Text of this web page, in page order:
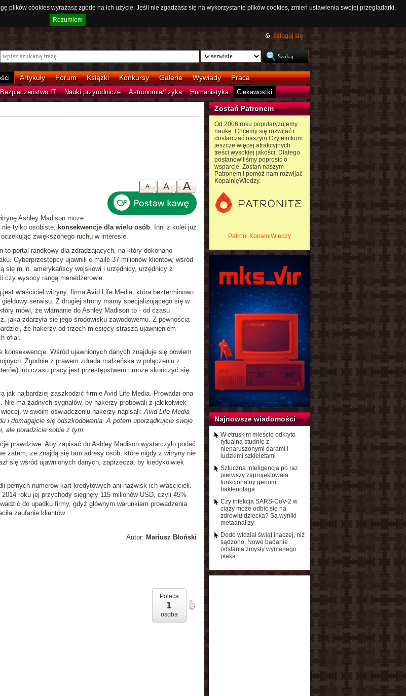
plików cookies wyrażasz zgodę na ich użycie. Jeśli nie zgadzasz się na wykorzystanie plików cookies, zmień ustawienia swojej przeglądarki.
Rozumiem
zaloguj się
Artykuły Forum Książki Konkursy Galerie Wywiady Praca
Bezpieczeństwo IT Nauki przyrodnicze Astronomia/fizyka Humanistyka Ciekawostki
A
A
A
Ashley Madison może
nie tylko osobiste, konsekwencje dla wielu osób. Inni z kolei już
zwiększonego ruchu w interesie.
to portal randkowy dla zdradzających, na który dokonano
Cyberprzestępcy ujawnili e-maile 37 milionów klientów, wśród
się m.in. amerykańscy wojskowi i urzędnicy, urzędnicy z
czy wysocy rangą menedżerowie.
jest właściciel witryny, firma Avid Life Media, która bezterminowo
giełdowy serwisu. Z drugiej strony mamy specjalizującego się w
mówi, że włamanie do Ashley Madison to - od czasu
jaka zdarzyła się jego środowisku zawodowemu. Z pewnością
że hakerzy od trzech miesięcy straszą ujawnieniem
ofiar.
Wśród ujawnionych danych znajduje się bowiem
Zgodnie z prawem zdrada małżeńska w połączeniu z
lub czasu pracy jest przestępstwem i może skończyć się
jak najbardziej zaszkodzić firmie Avid Life Media. Prowadzi ona
ma żadnych sygnałów, by hakerzy próbowali z jakikolwiek
w swoim oświadczeniu hakerzy napisali:Avid Life Media
i domagajcie się odszkodowania. A potem uporządkujcie swoje
ale poradzicie sobie z tym.
prawdziwe. Aby zapisać do Ashley Madison wystarczyło podać
zatem, że znajdą się tam adresy osób, które nigdy z witryny nie
się wśród ujawnionych danych, zaprzecza, by kiedykolwiek
pełnych numerów kart kredytowych ani nazwisk ich właścicieli.
roku jej przychody sięgnęły 115 milionów USD, czyli 45%
do upadku firmy, gdyż głównym warunkiem prowadzenia
zaufanie klientów.
Autor: Mariusz Błoński
Poleca
1
osoba
Zostań Patronem
Od 2006 roku popularyzujemy
naukę. Chcemy się rozwijać i
dostarczać naszym Czytelnikom
jeszcze więcej atrakcyjnych
treści wysokiej jakości. Dlatego
postanowiliśmy poprosić o
wsparcie. Zostań naszym
Patronem i pomóż nam rozwijać
KopalnięWiedzy.
Patroni KopalniWiedzy
Najnowsze wiadomości
W etruskim mieście odkryto
rytualną studnię z
nienaruszonymi darami i
ludzkimi szkieletami
Sztuczna inteligencja po raz
pierwszy zaprojektowała
funkcjonalny genom
bakteriofaga
Czy infekcja SARS-CoV-2 w
ciąży może odbić się na
zdrowiu dziecka? Są wyniki
metaanalizy
Dodo widział świat inaczej, niż
sądzono. Nowe badanie
odsłania zmysły wymarłego
ptaka